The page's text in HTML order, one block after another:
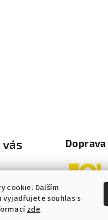
cookie. Dalším
souhlas s
zde.
údajů
Doprava